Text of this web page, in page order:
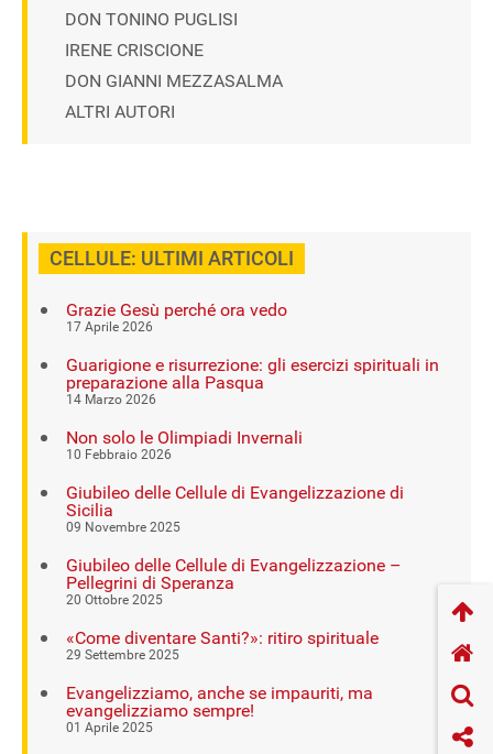
DON TONINO PUGLISI
IRENE CRISCIONE
DON GIANNI MEZZASALMA
ALTRI AUTORI
CELLULE: ULTIMI ARTICOLI
Grazie Gesù perché ora vedo
17 Aprile 2026
Guarigione e risurrezione: gli esercizi spirituali in
preparazione alla Pasqua
14 Marzo 2026
Non solo le Olimpiadi Invernali
10 Febbraio 2026
Giubileo delle Cellule di Evangelizzazione di
Sicilia
09 Novembre 2025
Giubileo delle Cellule di Evangelizzazione –
Pellegrini di Speranza
20 Ottobre 2025
«Come diventare Santi?»: ritiro spirituale
29 Settembre 2025
Evangelizziamo, anche se impauriti, ma
evangelizziamo sempre!
01 Aprile 2025